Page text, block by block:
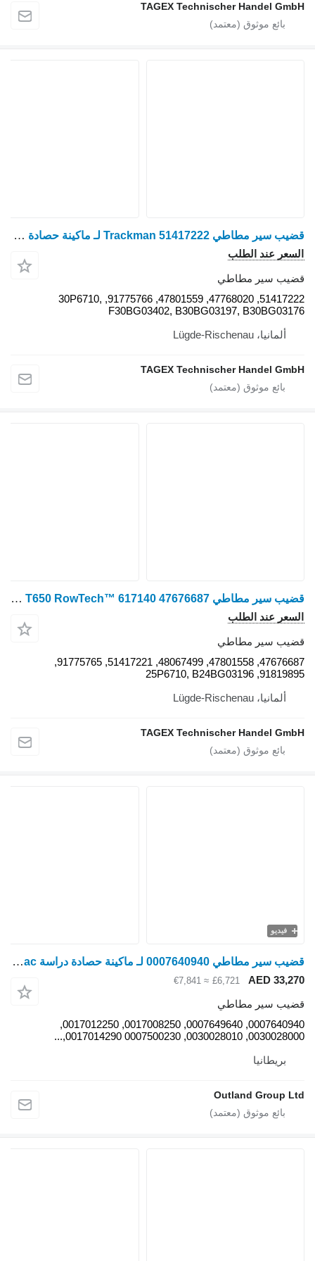
TAGEX
قضيب سير مطاطي Trackman 51417222 لـ ماكينة حصادة دراسة Case IH Magnum 280
51417222, 47768020, 47801559, 91775766, 30P6710,
F30BG03402,
TAGEX
قضيب سير مطاطي Trackman ® T650 RowTech™ 617140 47676687 لـ ماكينة حصادة دراسة CNH Case 7240, Case 7250, Case 7260, Case 8240, Case 8250, Case 8260, Case 9240, Case 9250, Case 9260, CNH, New Holland CR7.90, New Holland CR8.90, New Holland CR9.80, New Holland CR9.90, New Holland CR10.90, New Holland CR8080, New Holland CR9070, New Holland CR9080, New Holland CR9090, New Holland CX7.90, New HoHolland CX8.85, New Holland CX8.90
47676687, 47801558, 48067499, 51417221, 91775765,
TAGEX
قضيب سير مطاطي 0007640940 لـ ماكينة حصادة دراسة Claas Terra Trac
0007640940, 0007649640, 0017008250, 0017012250,